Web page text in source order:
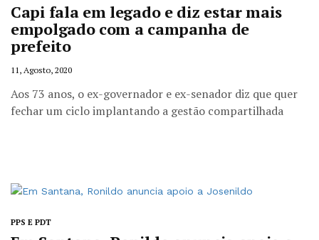
Capi fala em legado e diz estar mais
empolgado com a campanha de
prefeito
11, Agosto, 2020
Aos 73 anos, o ex-governador e ex-senador diz que quer
fechar um ciclo implantando a gestão compartilhada
PPS E PDT